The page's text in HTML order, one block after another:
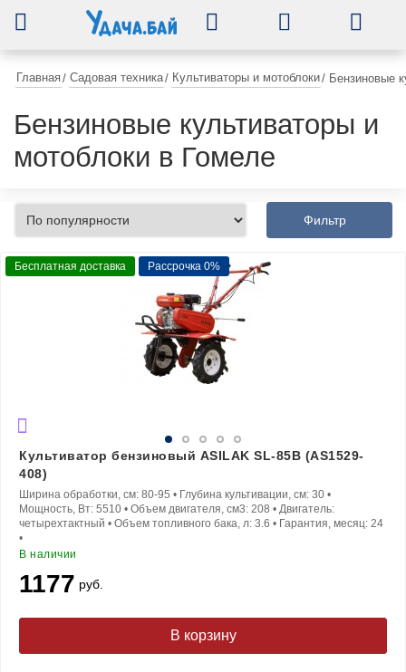
Главная/ Садовая техника/ Культиваторы и мотоблоки/ Бензиновые
Бензиновые культиваторы и
мотоблоки в Гомеле
Фильтр
Бесплатная доставка Рассрочка 0%
Культиватор бензиновый ASILAK SL-85B (AS1529-
408)
Ширина обработки, см: 80-95 • Глубина культивации, см: 30 •
Мощность, Вт: 5510 • Объем двигателя, см3: 208 • Двигатель:
четырехтактный • Объем топливного бака, л: 3.6 • Гарантия, месяц: 24
•
В наличии
1177 руб.
В корзину